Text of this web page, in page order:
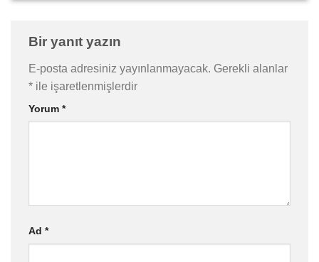
Bir yanıt yazın
E-posta adresiniz yayınlanmayacak. Gerekli alanlar
* ile işaretlenmişlerdir
Yorum *
Ad *